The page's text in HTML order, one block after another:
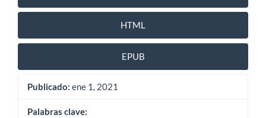
HTML
EPUB
Publicado: ene 1, 2021
Palabras clave: